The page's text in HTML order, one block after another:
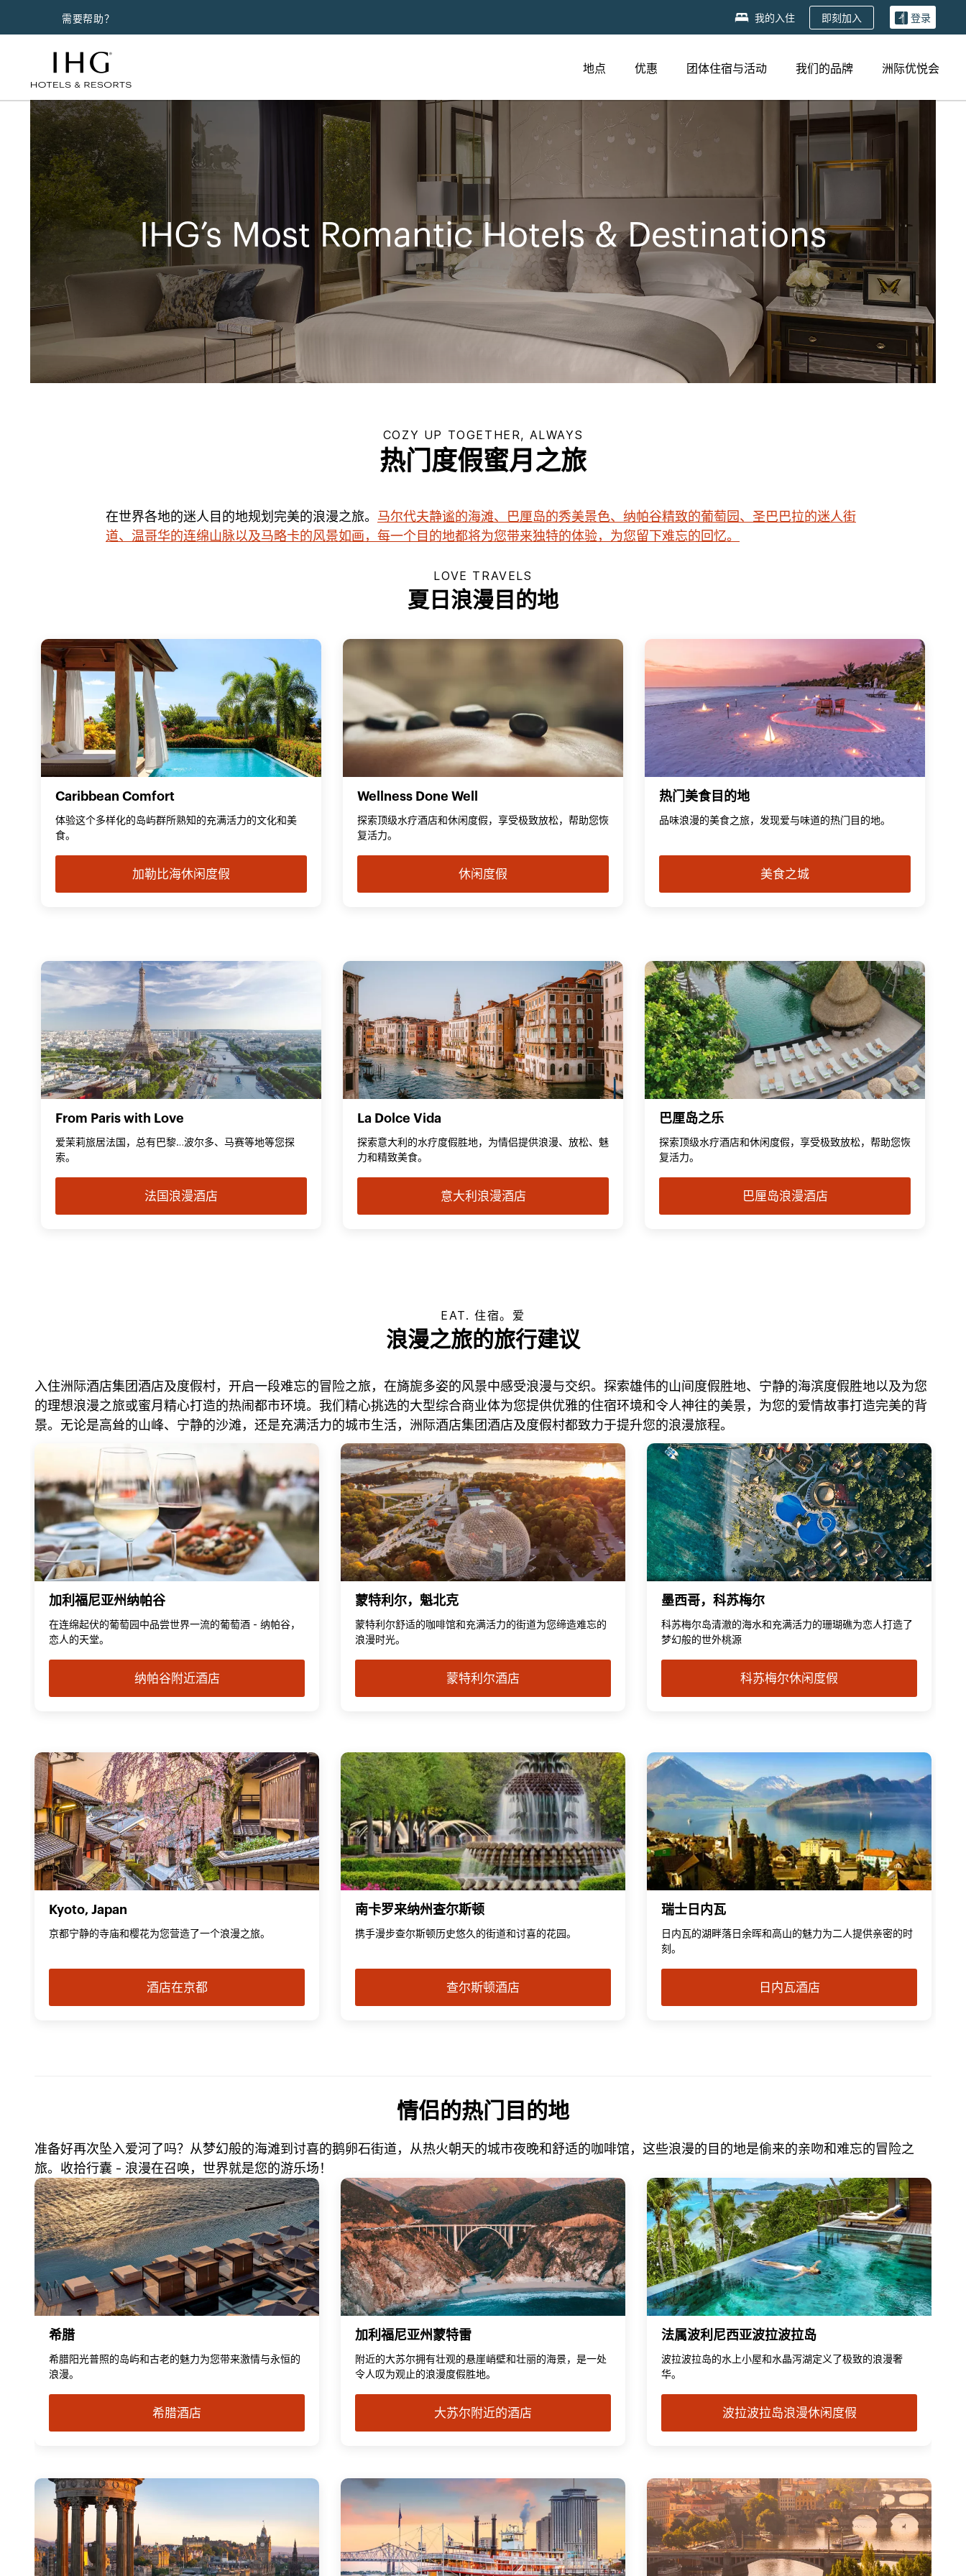
需要帮助？ 我的入住 即刻加入 登录
地点 优惠 团体住宿与活动 我们的品牌 洲际优悦会
IHG’s Most Romantic Hotels & Destinations
COZY UP TOGETHER, ALWAYS
热门度假蜜月之旅
在世界各地的迷人目的地规划完美的浪漫之旅。 马尔代夫静谧的海滩、巴厘岛的秀美景色、纳帕谷精致的葡萄园、圣巴巴拉的迷人街
道、温哥华的连绵山脉以及马略卡的风景如画，每一个目的地都将为您带来独特的体验，为您留下难忘的回忆。
LOVE TRAVELS
夏日浪漫目的地
Caribbean Comfort
体验这个多样化的岛屿群所熟知的充满活力的文化和美
食。
加勒比海休闲度假
Wellness Done Well
探索顶级水疗酒店和休闲度假，享受极致放松，帮助您恢
复活力。
休闲度假
热门美食目的地
品味浪漫的美食之旅，发现爱与味道的热门目的地。
美食之城
From Paris with Love
爱茉莉旅居法国，总有巴黎…波尔多、马赛等地等您探
索。
法国浪漫酒店
La Dolce Vida
探索意大利的水疗度假胜地，为情侣提供浪漫、放松、魅
力和精致美食。
意大利浪漫酒店
巴厘岛之乐
探索顶级水疗酒店和休闲度假，享受极致放松，帮助您恢
复活力。
巴厘岛浪漫酒店
EAT. 住宿。爱
浪漫之旅的旅行建议
入住洲际酒店集团酒店及度假村，开启一段难忘的冒险之旅，在旖旎多姿的风景中感受浪漫与交织。探索雄伟的山间度假胜地、宁静的海滨度假胜地以及为您
的理想浪漫之旅或蜜月精心打造的热闹都市环境。我们精心挑选的大型综合商业体为您提供优雅的住宿环境和令人神往的美景，为您的爱情故事打造完美的背
景。无论是高耸的山峰、宁静的沙滩，还是充满活力的城市生活，洲际酒店集团酒店及度假村都致力于提升您的浪漫旅程。
加利福尼亚州纳帕谷
在连绵起伏的葡萄园中品尝世界一流的葡萄酒 - 纳帕谷，
恋人的天堂。
纳帕谷附近酒店
蒙特利尔，魁北克
蒙特利尔舒适的咖啡馆和充满活力的街道为您缔造难忘的
浪漫时光。
蒙特利尔酒店
墨西哥，科苏梅尔
科苏梅尔岛清澈的海水和充满活力的珊瑚礁为恋人打造了
梦幻般的世外桃源
科苏梅尔休闲度假
Kyoto, Japan
京都宁静的寺庙和樱花为您营造了一个浪漫之旅。
酒店在京都
南卡罗来纳州查尔斯顿
携手漫步查尔斯顿历史悠久的街道和讨喜的花园。
查尔斯顿酒店
瑞士日内瓦
日内瓦的湖畔落日余晖和高山的魅力为二人提供亲密的时
刻。
日内瓦酒店
情侣的热门目的地
准备好再次坠入爱河了吗？从梦幻般的海滩到讨喜的鹅卵石街道，从热火朝天的城市夜晚和舒适的咖啡馆，这些浪漫的目的地是偷来的亲吻和难忘的冒险之
旅。收拾行囊 - 浪漫在召唤，世界就是您的游乐场！
希腊
希腊阳光普照的岛屿和古老的魅力为您带来激情与永恒的
浪漫。
希腊酒店
加利福尼亚州蒙特雷
附近的大苏尔拥有壮观的悬崖峭壁和壮丽的海景，是一处
令人叹为观止的浪漫度假胜地。
大苏尔附近的酒店
法属波利尼西亚波拉波拉岛
波拉波拉岛的水上小屋和水晶泻湖定义了极致的浪漫奢
华。
波拉波拉岛浪漫休闲度假